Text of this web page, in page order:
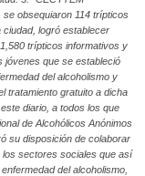
obsequiaron 114 trípticos
ciudad, logró establecer
trípticos informativos y
jóvenes que se estableció
del alcoholismo y
tratamiento gratuito a dicha
diario, a todos los que
de Alcohólicos Anónimos
su disposición de colaborar
los sectores sociales que así
del alcoholismo,